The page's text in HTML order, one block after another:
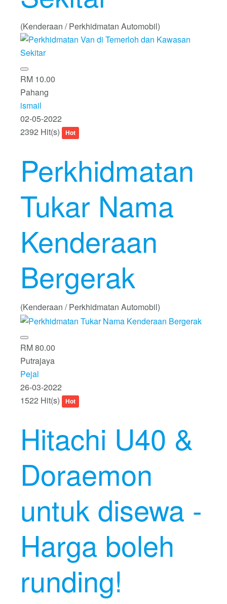
(Kenderaan / Perkhidmatan Automobil)
RM 10.00
Pahang
ismail
02-05-2022
2392 Hit(s)
Hot
Perkhidmatan
Tukar Nama
Kenderaan
Bergerak
(Kenderaan / Perkhidmatan Automobil)
RM 80.00
Putrajaya
Pejal
26-03-2022
1522 Hit(s)
Hot
Hitachi U40 &
Doraemon
untuk disewa -
Harga boleh
runding!